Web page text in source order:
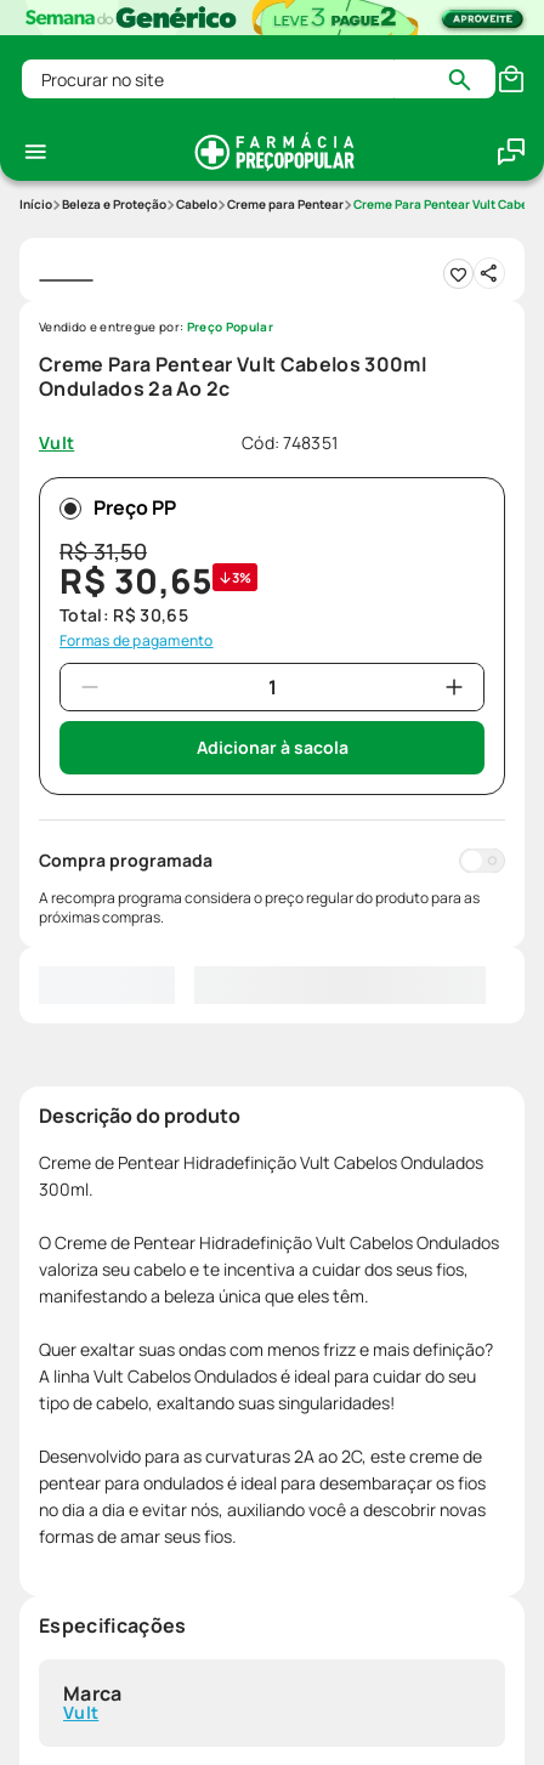
Procurar no site
Beleza e Proteção Cabelo Creme para Pentear Creme Para Pentear Vult
Creme Para Pentear Vult Cabelos 300ml
Ondulados 2a Ao 2c
Vult Cód:748351
Vendido e entregue por: Preço Popular
Preço PP
R$31,50
R$ 30,65 3%
Total: R$ 30,65
Formas de pagamento
Adicionar à sacola
Compra programada
A recompra programa considera o preço regular do produto para as
próximas compras.
Descrição do produto
Creme de Pentear Hidradefinição Vult Cabelos Ondulados
300ml.
O Creme de Pentear Hidradefinição Vult Cabelos Ondulados
valoriza seu cabelo e te incentiva a cuidar dos seus fios,
manifestando a beleza única que eles têm.
Quer exaltar suas ondas com menos frizz e mais definição?
A linha Vult Cabelos Ondulados é ideal para cuidar do seu
tipo de cabelo, exaltando suas singularidades!
Desenvolvido para as curvaturas 2A ao 2C, este creme de
pentear para ondulados é ideal para desembaraçar os fios
no dia a dia e evitar nós, auxiliando você a descobrir novas
formas de amar seus fios.
Especificações
Marca
Vult